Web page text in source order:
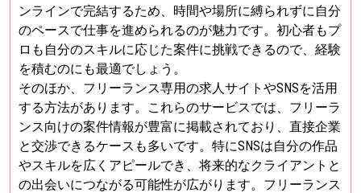
ンラインで完結するため、時間や場所に縛られずに自分
のペースで仕事を進められるのが魅力です。初心者もプ
ロも自分のスキルに応じた案件に挑戦できるので、経験
を積むのにも最適でしょう。
そのほか、フリーランス専用の求人サイトやSNSを活用
する方法があります。これらのサービスでは、フリーラ
ンス向けの案件情報が豊富に掲載されており、直接企業
と交渉できるケースも多いです。特にSNSは自分の作品
やスキルを広くアピールでき、将来的なクライアントと
の出会いにつながる可能性が広がります。フリーランス